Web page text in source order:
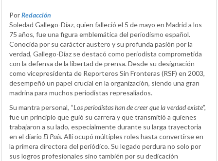
PorRedacción
Soledad Gallego-Díaz, quien falleció el 5 de mayo en Madrid a los
75 años, fue una figura emblemática del periodismo español.
Conocida por su carácter austero y su profunda pasión por la
verdad, Gallego-Díaz se destacó como periodista comprometida
con la defensa de la libertad de prensa. Desde su designación
como vicepresidenta de Reporteros Sin Fronteras (RSF) en 2003,
desempeñó un papel crucial en la organización, siendo una gran
madrina para muchos periodistas represaliados.
Su mantra personal, “Los periodistas han de creer que la verdad existe”,
fue un principio que guió su carrera y que transmitió a quienes
trabajaron a su lado, especialmente durante su larga trayectoria
en el diario El País. Allí ocupó múltiples roles hasta convertirse en
la primera directora del periódico. Su legado perdura no solo por
sus logros profesionales sino también por su dedicación